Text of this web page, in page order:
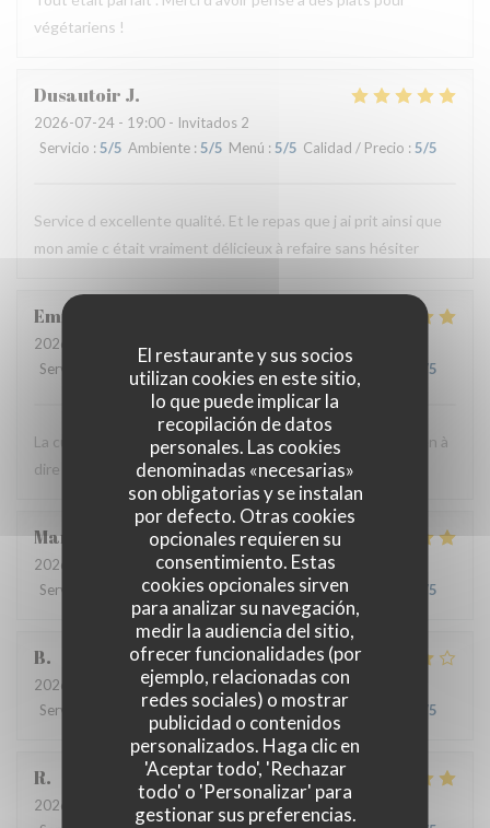
El restaurante y sus socios
utilizan cookies en este sitio,
lo que puede implicar la
recopilación de datos
personales. Las cookies
denominadas «necesarias»
son obligatorias y se instalan
por defecto. Otras cookies
opcionales requieren su
consentimiento. Estas
cookies opcionales sirven
para analizar su navegación,
medir la audiencia del sitio,
ofrecer funcionalidades (por
ejemplo, relacionadas con
redes sociales) o mostrar
publicidad o contenidos
personalizados. Haga clic en
'Aceptar todo', 'Rechazar
todo' o 'Personalizar' para
gestionar sus preferencias.
végétariens !
Dusautoir J
2026-07-24 - 19:00 - Invitados 2
Servicio : 5/5 Ambiente : 5/5 Menú : 5/5 Calidad / Precio : 5/5
Service d excellente qualité. Et le repas que j ai prit ainsi que
mon amie c était vraiment délicieux à refaire sans hésiter
Emilie
2026-07-24
Servicio
Ambiente Menú Calidad / Precio /5
La cuisine est très bonne et le personnel est agréable. Rien à
dire ! C'est toujours un bon moment.
Marie
2026-07-21
- 19:30 - Invitados 2
Servicio
Ambiente: 5 /5 Menú:5/5 Calidad / Precio /5
B
2026-07-08
- 20:00 - Invitados 4
Servicio
Ambiente : 4/5 Menú :4/5 Calidad / Precio /5
R
2026-06-17
- 13:00 - Invitados 3